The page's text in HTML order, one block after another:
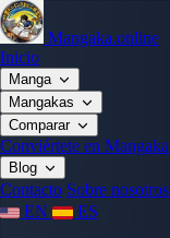
Mangaka.online
Inicio
Manga
Mangakas
Comparar
Conviértete en Mangaka
Blog
Contacto Sobre nosotros
EN
ES